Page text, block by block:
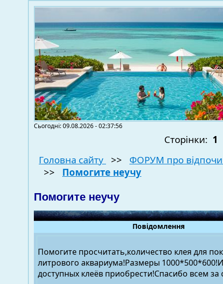
Сьогодні: 09.08.2026 - 02:37:56
Сторінки: 1
Головна сайту
>> ФОРУМ про
>> Помогите неучу
Помогите неучу
Повідомлення
Помогите просчитать,количество клея для
литрового аквариума!Размеры
доступных клеёв приобрести!Спасибо всем за